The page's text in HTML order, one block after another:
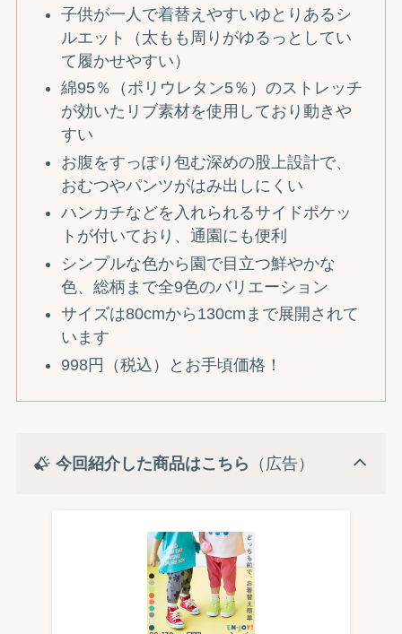
子供が一人で着替えやすいゆとりあるシ
ルエット（太もも周りがゆるっとしてい
て履かせやすい）
綿95％（ポリウレタン5％）のストレッチ
が効いたリブ素材を使用しており動きや
すい
お腹をすっぽり包む深めの股上設計で、
おむつやパンツがはみ出しにくい
ハンカチなどを入れられるサイドポケッ
トが付いており、通園にも便利
シンプルな色から園で目立つ鮮やかな
色、総柄まで全9色のバリエーション
サイズは80cmから130cmまで展開されて
います
998円（税込）とお手頃価格！
今回紹介した商品はこちら （広告）